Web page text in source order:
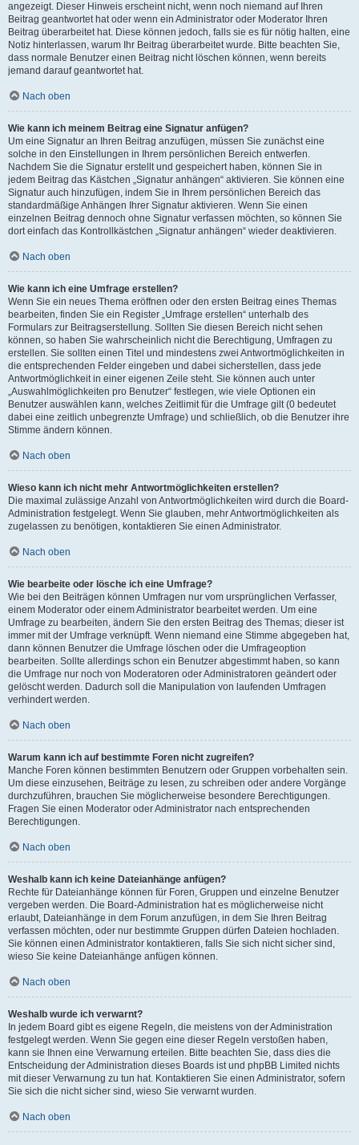
angezeigt. Dieser Hinweis erscheint nicht, wenn noch niemand auf Ihren
Beitrag geantwortet hat oder wenn ein Administrator oder Moderator Ihren
Beitrag überarbeitet hat. Diese können jedoch, falls sie es für nötig halten, eine
Notiz hinterlassen, warum Ihr Beitrag überarbeitet wurde. Bitte beachten Sie,
dass normale Benutzer einen Beitrag nicht löschen können, wenn bereits
jemand darauf geantwortet hat.
Nach oben
Wie kann ich meinem Beitrag eine Signatur anfügen?
Um eine Signatur an Ihren Beitrag anzufügen, müssen Sie zunächst eine
solche in den Einstellungen in Ihrem persönlichen Bereich entwerfen.
Nachdem Sie die Signatur erstellt und gespeichert haben, können Sie in
jedem Beitrag das Kästchen „Signatur anhängen“ aktivieren. Sie können eine
Signatur auch hinzufügen, indem Sie in Ihrem persönlichen Bereich das
standardmäßige Anhängen Ihrer Signatur aktivieren. Wenn Sie einen
einzelnen Beitrag dennoch ohne Signatur verfassen möchten, so können Sie
dort einfach das Kontrollkästchen „Signatur anhängen“ wieder deaktivieren.
Nach oben
Wie kann ich eine Umfrage erstellen?
Wenn Sie ein neues Thema eröffnen oder den ersten Beitrag eines Themas
bearbeiten, finden Sie ein Register „Umfrage erstellen“ unterhalb des
Formulars zur Beitragserstellung. Sollten Sie diesen Bereich nicht sehen
können, so haben Sie wahrscheinlich nicht die Berechtigung, Umfragen zu
erstellen. Sie sollten einen Titel und mindestens zwei Antwortmöglichkeiten in
die entsprechenden Felder eingeben und dabei sicherstellen, dass jede
Antwortmöglichkeit in einer eigenen Zeile steht. Sie können auch unter
„Auswahlmöglichkeiten pro Benutzer“ festlegen, wie viele Optionen ein
Benutzer auswählen kann, welches Zeitlimit für die Umfrage gilt (0 bedeutet
dabei eine zeitlich unbegrenzte Umfrage) und schließlich, ob die Benutzer ihre
Stimme ändern können.
Nach oben
Wieso kann ich nicht mehr Antwortmöglichkeiten erstellen?
Die maximal zulässige Anzahl von Antwortmöglichkeiten wird durch die Board-
Administration festgelegt. Wenn Sie glauben, mehr Antwortmöglichkeiten als
zugelassen zu benötigen, kontaktieren Sie einen Administrator.
Nach oben
Wie bearbeite oder lösche ich eine Umfrage?
Wie bei den Beiträgen können Umfragen nur vom ursprünglichen Verfasser,
einem Moderator oder einem Administrator bearbeitet werden. Um eine
Umfrage zu bearbeiten, ändern Sie den ersten Beitrag des Themas; dieser ist
immer mit der Umfrage verknüpft. Wenn niemand eine Stimme abgegeben hat,
dann können Benutzer die Umfrage löschen oder die Umfrageoption
bearbeiten. Sollte allerdings schon ein Benutzer abgestimmt haben, so kann
die Umfrage nur noch von Moderatoren oder Administratoren geändert oder
gelöscht werden. Dadurch soll die Manipulation von laufenden Umfragen
verhindert werden.
Nach oben
Warum kann ich auf bestimmte Foren nicht zugreifen?
Manche Foren können bestimmten Benutzern oder Gruppen vorbehalten sein.
Um diese einzusehen, Beiträge zu lesen, zu schreiben oder andere Vorgänge
durchzuführen, brauchen Sie möglicherweise besondere Berechtigungen.
Fragen Sie einen Moderator oder Administrator nach entsprechenden
Berechtigungen.
Nach oben
Weshalb kann ich keine Dateianhänge anfügen?
Rechte für Dateianhänge können für Foren, Gruppen und einzelne Benutzer
vergeben werden. Die Board-Administration hat es möglicherweise nicht
erlaubt, Dateianhänge in dem Forum anzufügen, in dem Sie Ihren Beitrag
verfassen möchten, oder nur bestimmte Gruppen dürfen Dateien hochladen.
Sie können einen Administrator kontaktieren, falls Sie sich nicht sicher sind,
wieso Sie keine Dateianhänge anfügen können.
Nach oben
Weshalb wurde ich verwarnt?
In jedem Board gibt es eigene Regeln, die meistens von der Administration
festgelegt werden. Wenn Sie gegen eine dieser Regeln verstoßen haben,
kann sie Ihnen eine Verwarnung erteilen. Bitte beachten Sie, dass dies die
Entscheidung der Administration dieses Boards ist und phpBB Limited nichts
mit dieser Verwarnung zu tun hat. Kontaktieren Sie einen Administrator, sofern
Sie sich die nicht sicher sind, wieso Sie verwarnt wurden.
Nach oben